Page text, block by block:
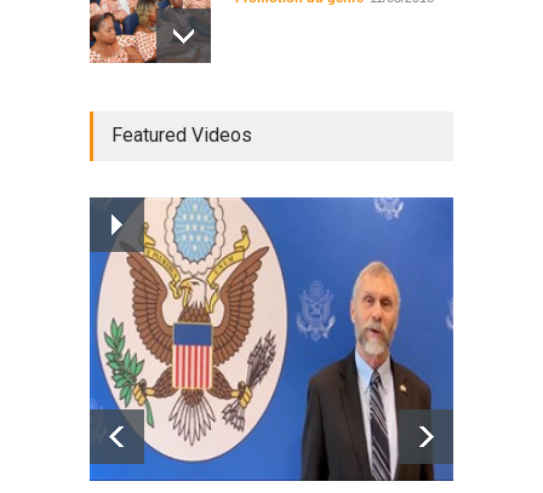
Radio partenaire
Magazine : le service de
prise en charge des
personnes vivantes avec le
VIH
Santé 25/03/2019
Featured Videos